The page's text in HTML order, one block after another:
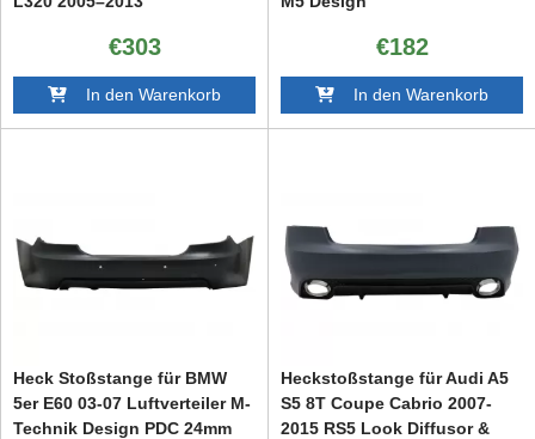
€303
In den Warenkorb
€182
In den Warenkorb
Heck Stoßstange für BMW
5er E60 03-07 Luftverteiler M-
Technik Design PDC 24mm
Heckstoßstange für Audi A5
S5 8T Coupe Cabrio 2007-
2015 RS5 Look Diffusor &